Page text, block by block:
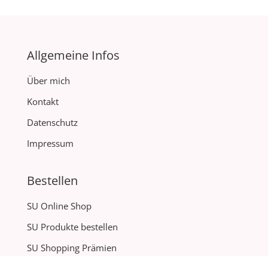
Allgemeine Infos
Über mich
Kontakt
Datenschutz
Impressum
Bestellen
SU Online Shop
SU Produkte bestellen
SU Shopping Prämien